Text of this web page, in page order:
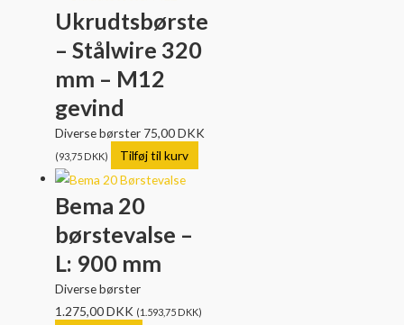
Ukrudtsbørste
– Stålwire 320
mm – M12
gevind
Diverse børster 75,00DKK
(93,75 DKK) Tilføj til kurv
Bema 20
børstevalse –
L: 900 mm
Diverse børster
1.275,00DKK (1.593,75 DKK)